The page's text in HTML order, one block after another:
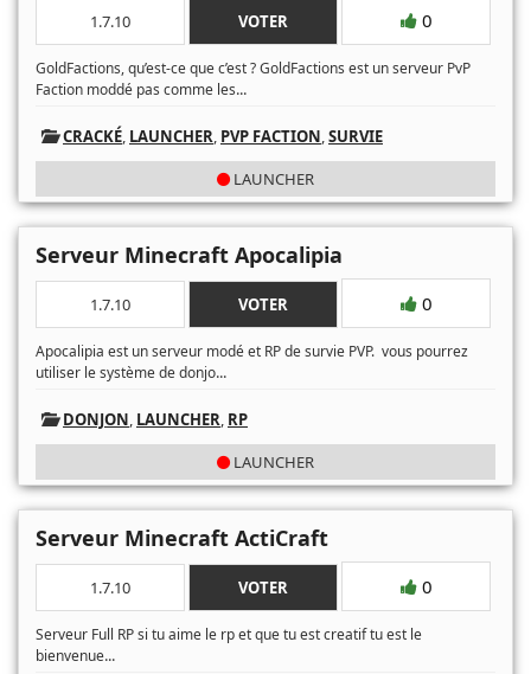
1.7.10 VOTER 0
GoldFactions, qu’est-ce que c’est ? GoldFactions est un serveur PvP
Faction moddé pas comme les...
CRACKÉ, LAUNCHER, PVP FACTION,SURVIE
LAUNCHER
Serveur Minecraft Apocalipia
1.7.10 VOTER 0
Apocalipia est un serveur modé et RP de survie PVP. vous pourrez
utiliser le système de donjo...
DONJON, LAUNCHER, RP
LAUNCHER
Serveur Minecraft ActiCraft
1.7.10 VOTER 0
Serveur Full RP si tu aime le rp et que tu est creatif tu est le
bienvenue...